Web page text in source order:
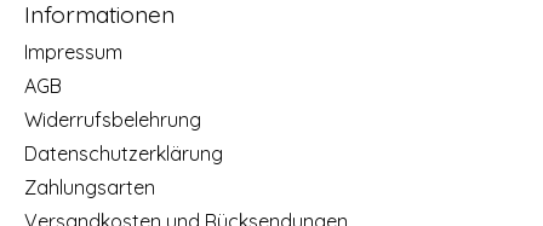
Informationen
Impressum
AGB
Widerrufsbelehrung
Datenschutzerklärung
Zahlungsarten